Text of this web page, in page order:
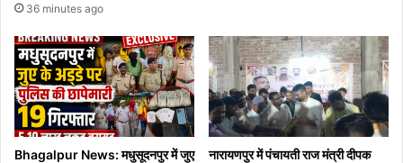
36 minutes ago
Bhagalpur News: मधुसूदनपुर में जुए
नारायणपुर में पंचायती राज मंत्री दीपक